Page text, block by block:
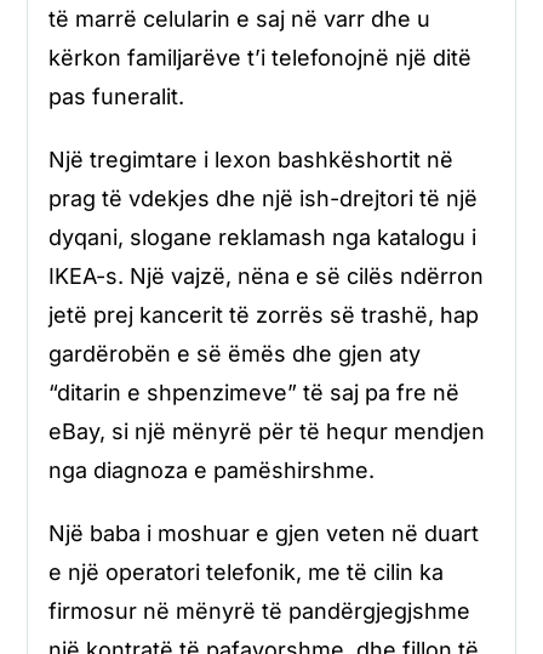
të marrë celularin e saj në varr dhe u
kërkon familjarëve t’i telefonojnë një ditë
pas funeralit.
Një tregimtare i lexon bashkëshortit në
prag të vdekjes dhe një ish-drejtori të një
dyqani, slogane reklamash nga katalogu i
IKEA-s. Një vajzë, nëna e së cilës ndërron
jetë prej kancerit të zorrës së trashë, hap
gardërobën e së ëmës dhe gjen aty
“ditarin e shpenzimeve” të saj pa fre në
eBay, si një mënyrë për të hequr mendjen
nga diagnoza e pamëshirshme.
Një baba i moshuar e gjen veten në duart
e një operatori telefonik, me të cilin ka
firmosur në mënyrë të pandërgjegjshme